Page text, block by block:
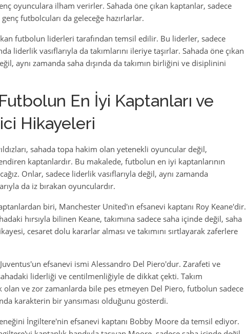
oyunculara ilham verirler. Sahada öne çıkan kaptanlar, sadece
futbolcuları da geleceğe hazırlarlar.
futbolun liderleri tarafından temsil edilir. Bu liderler, sadece
liderlik vasıflarıyla da takımlarını ileriye taşırlar. Sahada öne çıkan
aynı zamanda saha dışında da takımın birliğini ve disiplinini
En İyi Kaptanları ve
Hikayeleri
sahada topa hakim olan yetenekli oyuncular değil,
kaptanlardır. Bu makalede, futbolun en iyi kaptanlarının
Onlar, sadece liderlik vasıflarıyla değil, aynı zamanda
da iz bırakan oyunculardır.
biri, Manchester United'ın efsanevi kaptanı Roy Keane'dir.
hırsıyla bilinen Keane, takımına sadece saha içinde değil, saha
cesaret dolu kararlar alması ve takımını sırtlayarak zaferlere
efsanevi ismi Alessandro Del Piero'dur. Zarafeti ve
liderliği ve centilmenliğiyle de dikkat çekti. Takım
olan ve zor zamanlarda bile pes etmeyen Del Piero, futbolun sadece
karakterin bir yansıması olduğunu gösterdi.
İngiltere'nin efsanevi kaptanı Bobby Moore da temsil ediyor.